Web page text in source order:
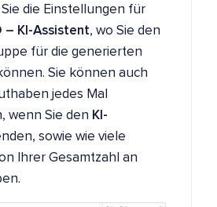
die Einstellungen für
– KI-Assistent, wo Sie den
für die generierten
Sie können auch
jedes Mal
wenn Sie den KI-
sowie wie viele
Ihrer Gesamtzahl an